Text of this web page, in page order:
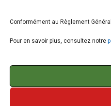
Conformément au Règlement
Pour en savoir plus, consultez notre